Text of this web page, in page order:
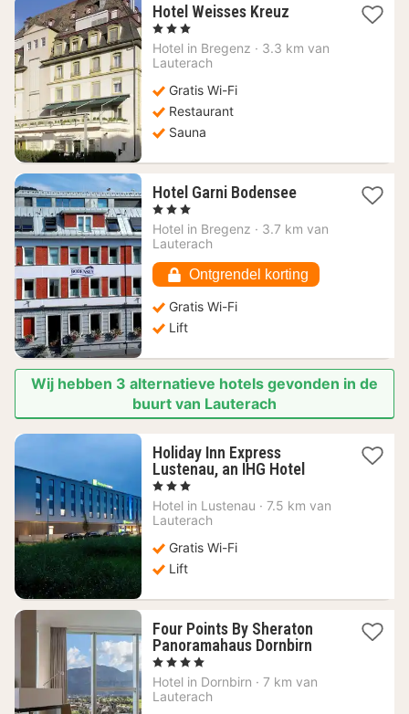
Hotel Weisses Kreuz1
vanaf
, 3 Sterren
Hotel in Bregenz · 3.3 km van
Lauterach
Gratis Wi-Fi
Restaurant
Sauna
Hotel Garni Bodensee1
vanaf
, 3 Sterren
Hotel in Bregenz · 3.7 km van
Lauterach
Ontgrendel korting
Gratis Wi-Fi
Lift
Wij hebben 3 alternatieve hotels gevonden in de
buurt van Lauterach
Holiday Inn Express
Lustenau, an IHG Hotel1
vanaf
, 3 Sterren
Hotel in Lustenau · 7.5 km van
Lauterach
Gratis Wi-Fi
Lift
Four Points By Sheraton
Panoramahaus Dornbirn1
vanaf
, 4 Sterren
Hotel in Dornbirn · 7 km van
Lauterach